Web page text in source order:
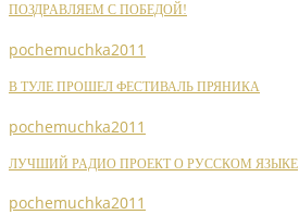
ПОЗДРАВЛЯЕМ С ПОБЕДОЙ!
pochemuchka2011
В ТУЛЕ ПРОШЕЛ ФЕСТИВАЛЬ ПРЯНИКА
pochemuchka2011
ЛУЧШИЙ РАДИО ПРОЕКТ О РУССКОМ ЯЗЫКЕ
pochemuchka2011